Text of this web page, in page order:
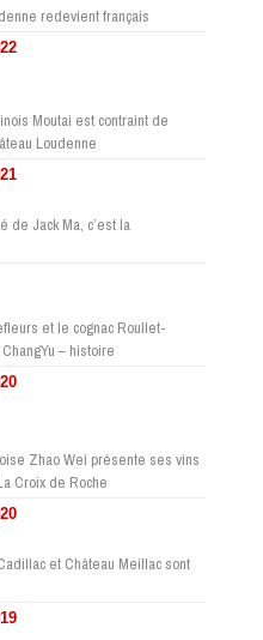
redevient français
Moutai est contraint de
Loudenne
de Jack Ma, c’est la
et le cognac Roullet-
– histoire
Zhao Wei présente ses vins
Croix de Roche
et Château Meillac sont